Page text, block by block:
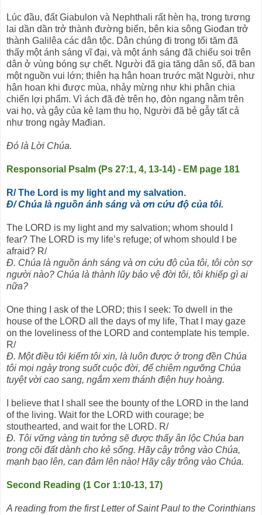
Lúc đầu, đất Giabulon và Nephthali rất hèn hạ, trong tương
lai dần dần trở thành đường biển, bên kia sông Giođan trở
thành Galilêa các dân tộc. Dân chúng đi trong tối tăm đã
thấy một ánh sáng vĩ đại, và một ánh sáng đã chiếu soi trên
dân ở vùng bóng sự chết. Người đã gia tăng dân số, đã ban
một nguồn vui lớn; thiên hạ hân hoan trước mặt Người, như
hân hoan khi được mùa, nhảy mừng như khi phân chia
chiến lợi phẩm. Vì ách đã đè trên họ, đòn ngang nằm trên
vai họ, và gậy của kẻ lạm thu họ, Người đã bẻ gẫy tất cả
như trong ngày Mađian.
Đó là Lời Chúa.
Responsorial Psalm (Ps 27:1, 4, 13-14) - EM page 181
R/ The Lord is my light and my salvation.
Đ/ Chúa là nguồn ánh sáng và ơn cứu độ của tôi.
The LORD is my light and my salvation; whom should I
fear? The LORD is my life’s refuge; of whom should I be
afraid? R/
Đ. Chúa là nguồn ánh sáng và ơn cứu độ của tôi, tôi còn sợ
người nào? Chúa là thành lũy bảo vệ đời tôi, tôi khiếp gì ai
nữa?
One thing I ask of the LORD; this I seek: To dwell in the
house of the LORD all the days of my life, That I may gaze
on the loveliness of the LORD and contemplate his temple.
R/
Đ. Một điều tôi kiếm tôi xin, là luôn được ở trong đền Chúa
tôi mọi ngày trong suốt cuộc đời, để chiêm ngưỡng Chúa
tuyệt vời cao sang, ngắm xem thánh điện huy hoàng.
I believe that I shall see the bounty of the LORD in the land
of the living. Wait for the LORD with courage; be
stouthearted, and wait for the LORD. R/
Đ. Tôi vững vàng tin tưởng sẽ được thấy ân lộc Chúa ban
trong cõi đất dành cho kẻ sống. Hãy cậy trông vào Chúa,
mạnh bạo lên, can đảm lên nào! Hãy cậy trông vào Chúa.
Second Reading (1 Cor 1:10-13, 17)
A reading from the first Letter of Saint Paul to the Corinthians